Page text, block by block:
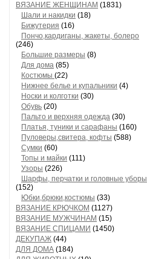
ВЯЗАНИЕ ЖЕНЩИНАМ (1831)
Шали и накидки (18)
Бижутерия (16)
Пончо,кардиганы, жакеты, болеро
(246)
Большие размеры (8)
Для дома (85)
Костюмы (22)
Нижнее белье и купальники (4)
Носки и колготки (30)
Обувь (20)
Пальто и верхняя одежда (30)
Платья, туники и сарафаны (160)
Пуловеры,свитера, кофты (588)
Сумки (60)
Топы и майки (111)
Узоры (226)
Шарфы, перчатки и головные уборы
(152)
Юбки,брюки,костюмы (33)
ВЯЗАНИЕ КРЮЧКОМ (1127)
ВЯЗАНИЕ МУЖЧИНАМ (15)
ВЯЗАНИЕ СПИЦАМИ (1450)
ДЕКУПАЖ (44)
ДЛЯ ДОМА (184)